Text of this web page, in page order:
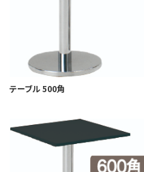
テーブル 500角